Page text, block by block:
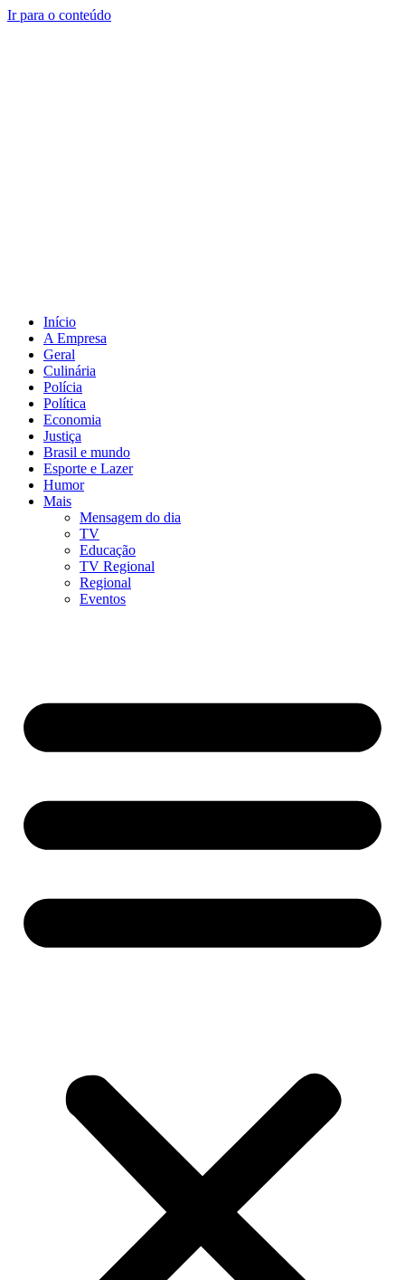
Ir para o conteúdo
Início
A Empresa
Geral
Culinária
Polícia
Política
Economia
Justiça
Brasil e mundo
Esporte e Lazer
Humor
Mais
Mensagem do dia
TV
Educação
TV Regional
Regional
Eventos